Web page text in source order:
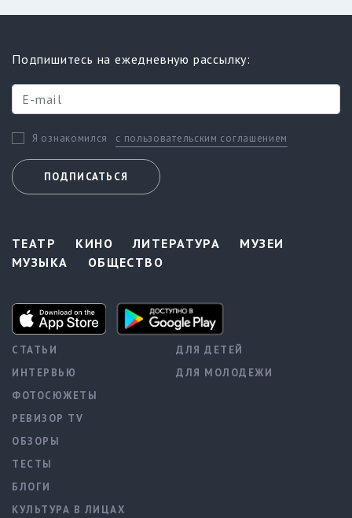
Подпишитесь на ежедневную рассылку:
Я ознакомился с пользовательским соглашением
ПОДПИСАТЬСЯ
ТЕАТР КИНО ЛИТЕРАТУРА
МУЗЕИ
МУЗЫКА
ОБЩЕСТВО
СТАТЬИ
ИНТЕРВЬЮ
ФОТОСЮЖЕТЫ
РЕВИЗОР TV
ОБЗОРЫ
ТЕСТЫ
БЛОГИ
КУЛЬТУРА В ЛИЦАХ
ДЛЯ ДЕТЕЙ
ДЛЯ МОЛОДЕЖИ